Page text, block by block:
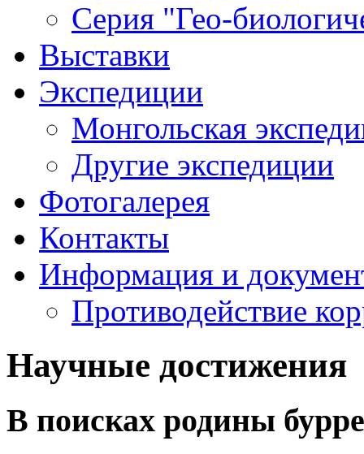
Серия "Гео-
Выставки
Экспедиции
Монгольская
Другие экспедиции
Фотогалерея
Контакты
Информация и
Противодействие
Научные достижения
В поисках родины